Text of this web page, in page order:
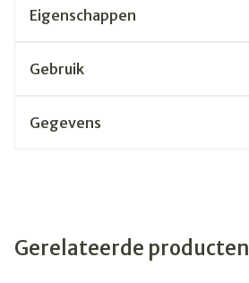
Eigenschappen
Gebruik
Gegevens
Gerelateerde producten